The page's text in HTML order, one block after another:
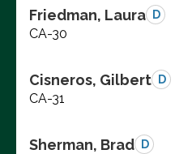
Friedman, Laura D
CA-30
Cisneros, Gilbert D
CA-31
Sherman, Brad D